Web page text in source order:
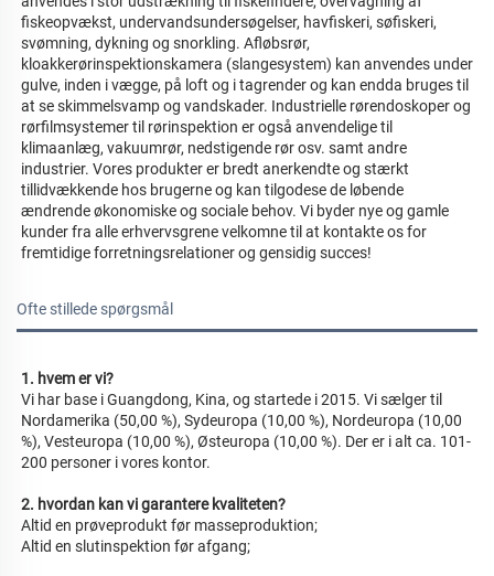
fiskeopvækst, undervandsundersøgelser, havfiskeri, søfiskeri,
svømning, dykning og snorkling. Afløbsrør,
kloakkerørinspektionskamera (slangesystem) kan anvendes under
gulve, inden i vægge, på loft og i tagrender og kan endda bruges til
at se skimmelsvamp og vandskader. Industrielle rørendoskoper og
rørfilmsystemer til rørinspektion er også anvendelige til
klimaanlæg, vakuumrør, nedstigende rør osv. samt andre
industrier. Vores produkter er bredt anerkendte og stærkt
tillidvækkende hos brugerne og kan tilgodese de løbende
ændrende økonomiske og sociale behov. Vi byder nye og gamle
kunder fra alle erhvervsgrene velkomne til at kontakte os for
fremtidige forretningsrelationer og gensidig succes!
Ofte stillede spørgsmål
1. hvem er vi?
Vi har base i Guangdong, Kina, og startede i 2015. Vi sælger til
Nordamerika (50,00 %), Sydeuropa (10,00 %), Nordeuropa (10,00
%), Vesteuropa (10,00 %), Østeuropa (10,00 %). Der er i alt ca. 101-
200 personer i vores kontor.
2. hvordan kan vi garantere kvaliteten?
Altid en prøveprodukt før masseproduktion;
Altid en slutinspektion før afgang;